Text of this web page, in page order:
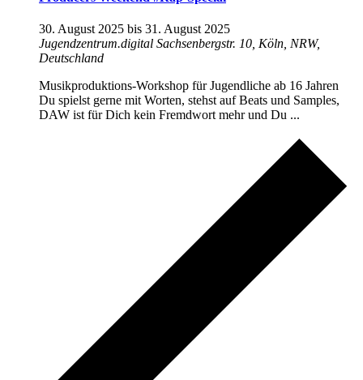
30. August 2025 bis 31. August 2025
Jugendzentrum.digital Sachsenbergstr. 10, Köln, NRW,
Deutschland
Musikproduktions-Workshop für Jugendliche ab 16 Jahren
Du spielst gerne mit Worten, stehst auf Beats und Samples,
DAW ist für Dich kein Fremdwort mehr und Du ...